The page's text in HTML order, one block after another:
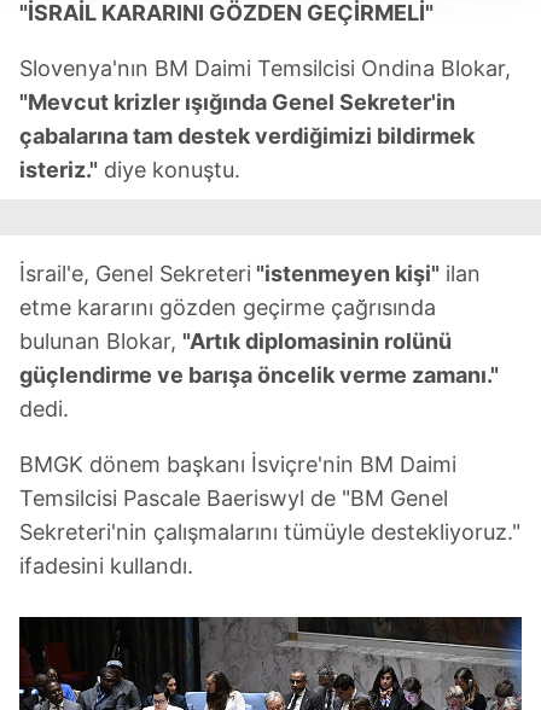
takdirde, kullanıcılara hedefli reklamlar
Sizlere daha iyi bir hizmet sunabilmek için İnternet
Sitemizde kendimize ve üçüncü kişilere ait çerezler
kullanılmaktadır. Bu çerezler vasıtasıyla çeşitli kişisel
kılınması ve kişiselleştirilmesi ve sizlere yönelik
reklam/pazarlama faaliyetlerinin yapılması, amaçlarıyla
sınırlı olarak açık rızanız dahilinde kullanılacaktır.
Çerezlere ilişkin tercihlerinizi aşağıda yer alan panel
için Ayarlar butonuna tıklayabilir,
Çerez Bilgilendirme
ziyaret edebilirsiniz.
6698 sayılı Kişisel Verilerin Korunması Kanunu uyarınca
hazırlanmış Aydınlatma Metnimizi okumak ve sitemizde
almak için lütfen
tıklayınız.
"İSRAİL KARARINI GÖZDEN GEÇİRMELİ"
Slovenya'nın BM Daimi Temsilcisi Ondina Blokar,
"Mevcut krizler ışığında Genel Sekreter'in
çabalarına tam destek verdiğimizi bildirmek
isteriz." diye konuştu.
İsrail'e, Genel Sekreteri "istenmeyen kişi" ilan
etme kararını gözden geçirme çağrısında
bulunan Blokar, "Artık diplomasinin rolünü
güçlendirme ve barışa öncelik verme zamanı."
dedi.
BMGK dönem başkanı İsviçre'nin BM Daimi
Temsilcisi Pascale Baeriswyl de "BM Genel
Sekreteri'nin çalışmalarını tümüyle destekliyoruz."
ifadesini kullandı.